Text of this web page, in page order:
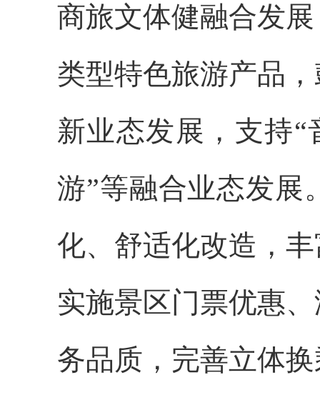
商旅文体健融合发
类型特色旅游产品
新业态发展，支持“
游”等融合业态发展
化、舒适化改造，
实施景区门票优惠
务品质，完善立体